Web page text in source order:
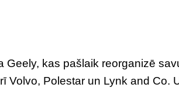
kas pašlaik reorganizē
Volvo, Polestar un Lynk and Co.